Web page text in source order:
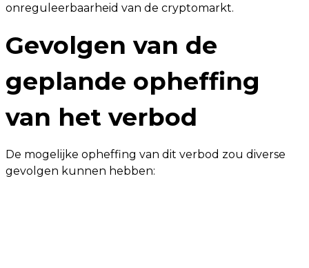
onreguleerbaarheid van de cryptomarkt.
Gevolgen van de
geplande opheffing
van het verbod
De mogelijke opheffing van dit verbod zou diverse
gevolgen kunnen hebben: